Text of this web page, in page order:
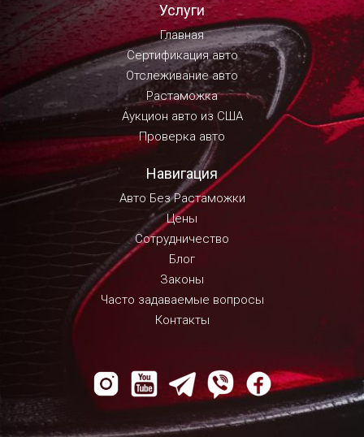
Услуги
Главная
Сертификация авто
Отслеживание авто
Растаможка
Аукцион авто из США
Проверка авто
Навигация
Авто Без Растаможки
Цены
Сотрудничество
Блог
Законы
Часто задаваемые вопросы
Контакты